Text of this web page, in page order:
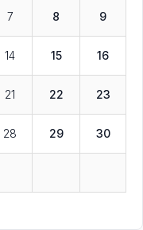
7 8 9
14 15 16
21 22 23
28 29 30